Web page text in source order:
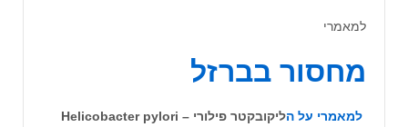
למאמרי
מחסור בברזל
למאמרי על ה
ליקובקטר פילורי – Helicobacter pylori